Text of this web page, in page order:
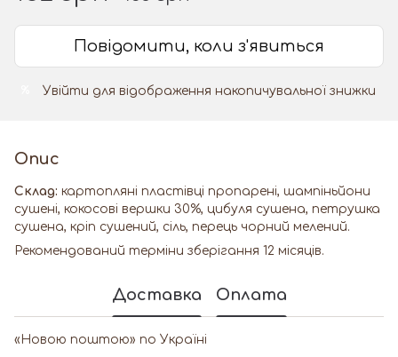
Повідомити, коли з'явиться
Увійти для відображення накопичувальної знижки
Опис
Склад: картопляні пластівці пропарені, шампіньйони
сушені, кокосові вершки 30%, цибуля сушена, петрушка
сушена, кріп сушений, сіль, перець чорний мелений.
Рекомендований терміни зберігання 12 місяців.
Доставка Оплата
«Новою поштою» по Україні